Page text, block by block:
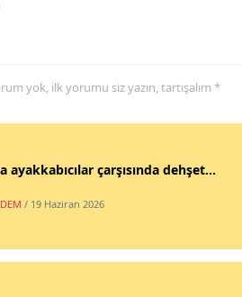
yok, ilk yorumu siz yazın, tartışalım *
ayakkabıcılar çarşısında dehşet...
/ 19 Haziran 2026